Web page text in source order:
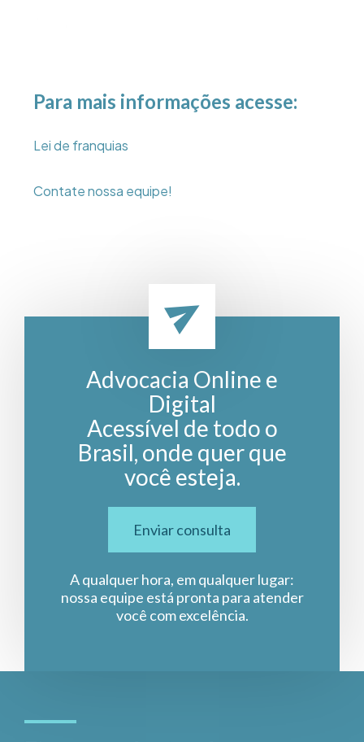
Para mais informações acesse:
Lei de franquias
Contate nossa equipe!
Advocacia Online e
Digital
Acessível de todo o
Brasil, onde quer que
você esteja.
Enviar consulta
A qualquer hora, em qualquer lugar:
nossa equipe está pronta para atender
você com excelência.